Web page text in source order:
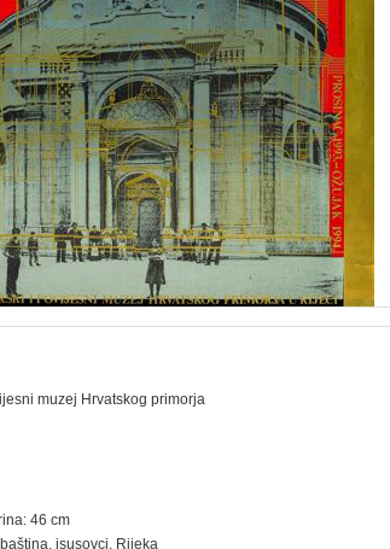
muzej Hrvatskog primorja
46 cm
, isusovci, Rijeka